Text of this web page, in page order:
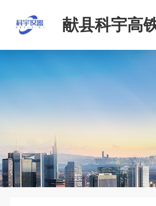
献县科宇高